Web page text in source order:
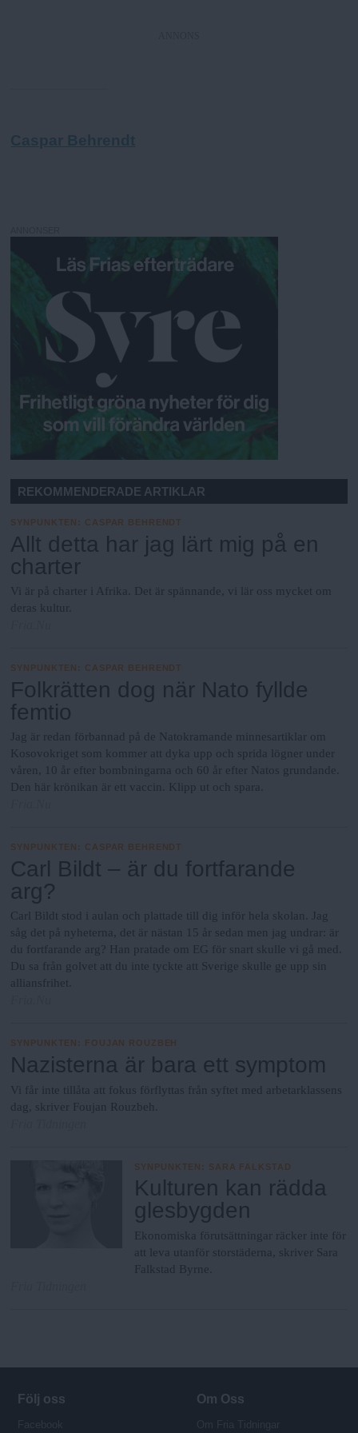
Caspar Behrendt
REKOMMENDERADE ARTIKLAR
SYNPUNKTEN : CASPAR BEHRENDT
Allt detta har jag lärt mig på en
charter
Vi är på charter i Afrika. Det är spännande, vi lär oss mycket om
deras kultur.
SYNPUNKTEN : CASPAR BEHRENDT
Folkrätten dog när Nato fyllde
femtio
Jag är redan förbannad på de Natokramande minnesartiklar om
Kosovokriget som kommer att dyka upp och sprida lögner under
våren, 10 år efter bombningarna och 60 år efter Natos grundande.
Den här krönikan är ett vaccin. Klipp ut och spara.
SYNPUNKTEN : CASPAR BEHRENDT
Carl Bildt – är du fortfarande
arg?
Carl Bildt stod i aulan och plattade till dig inför hela skolan. Jag
såg det på nyheterna, det är nästan 15 år sedan men jag undrar: är
du fortfarande arg? Han pratade om EG för snart skulle vi gå med.
Du sa från golvet att du inte tyckte att Sverige skulle ge upp sin
alliansfrihet.
SYNPUNKTEN : FOUJAN ROUZBEH
Nazisterna är bara ett symptom
Vi får inte tillåta att fokus förflyttas från syftet med arbetarklassens
dag, skriver Foujan Rouzbeh.
SYNPUNKTEN : SARA FALKSTAD
Kulturen kan rädda
glesbygden
Ekonomiska förutsättningar räcker inte för
att leva utanför storstäderna, skriver Sara
Falkstad Byrne.
Följ oss Om Oss